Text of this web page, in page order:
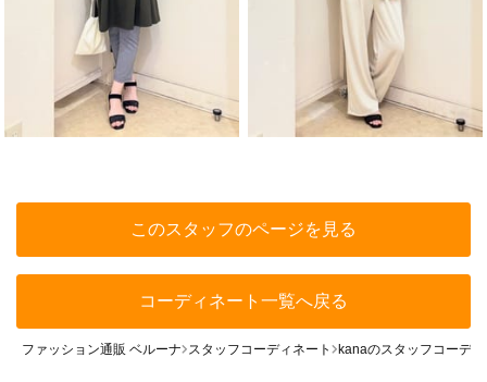
このスタッフのページを見る
コーディネート一覧へ戻る
ファッション通販 ベルーナ スタッフコーディネート kanaのスタッフコーデ